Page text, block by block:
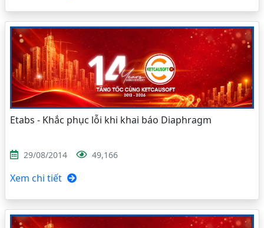
Etabs - Khắc phục lỗi khi khai báo Diaphragm
29/08/2014 49,166
Xem chi tiết